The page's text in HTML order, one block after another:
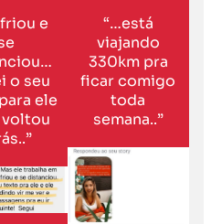
e
o seu
ele
voltou
“…está
viajando
330km pra
ficar comigo
toda
semana..”